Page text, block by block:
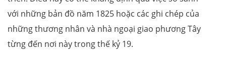
với những bản đồ năm 1825 hoặc các ghi chép của
những thương nhân và nhà ngoại giao phương Tây
từng đến nơi này trong thế kỷ 19.